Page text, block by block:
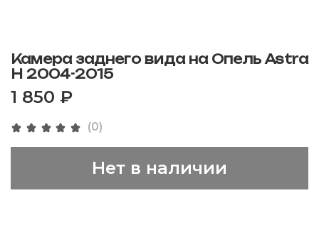
(0)
Камера заднего вида на Опель Astra
H 2004-2015
1 850 ₽
Нет в наличии